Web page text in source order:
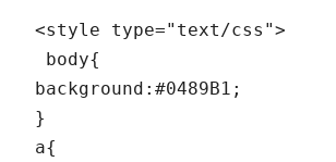
<style type="text/css">
body{
background:#0489B1;
}
a{